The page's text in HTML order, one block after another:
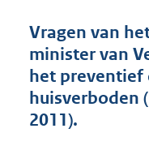
Vragen van
minister van
het preventief
huisverboden
2011).